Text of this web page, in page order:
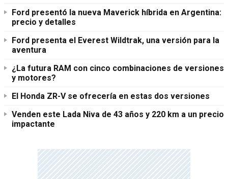
Ford presentó la nueva Maverick híbrida en Argentina:
precio y detalles
Ford presenta el Everest Wildtrak, una versión para la
aventura
¿La futura RAM con cinco combinaciones de versiones
y motores?
El Honda ZR-V se ofrecería en estas dos versiones
Venden este Lada Niva de 43 años y 220 km a un precio
impactante